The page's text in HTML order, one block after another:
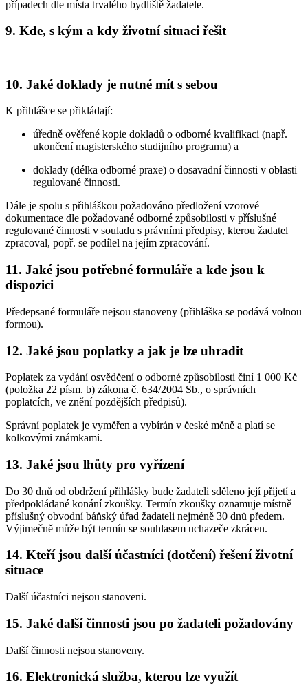
případech dle místa trvalého bydliště žadatele.
9. Kde, s kým a kdy životní situaci řešit
10. Jaké doklady je nutné mít s sebou
K přihlášce se přikládají:
úředně ověřené kopie dokladů o odborné kvalifikaci (např.
ukončení magisterského studijního programu) a
doklady (délka odborné praxe) o dosavadní činnosti v oblasti
regulované činnosti.
Dále je spolu s přihláškou požadováno předložení vzorové
dokumentace dle požadované odborné způsobilosti v příslušné
regulované činnosti v souladu s právními předpisy, kterou žadatel
zpracoval, popř. se podílel na jejím zpracování.
11. Jaké jsou potřebné formuláře a kde jsou k
dispozici
Předepsané formuláře nejsou stanoveny (přihláška se podává volnou
formou).
12. Jaké jsou poplatky a jak je lze uhradit
Poplatek za vydání osvědčení o odborné způsobilosti činí 1 000 Kč
(položka 22 písm. b) zákona č. 634/2004 Sb., o správních
poplatcích, ve znění pozdějších předpisů).
Správní poplatek je vyměřen a vybírán v české měně a platí se
kolkovými známkami.
13. Jaké jsou lhůty pro vyřízení
Do 30 dnů od obdržení přihlášky bude žadateli sděleno její přijetí a
předpokládané konání zkoušky. Termín zkoušky oznamuje místně
příslušný obvodní báňský úřad žadateli nejméně 30 dnů předem.
Výjimečně může být termín se souhlasem uchazeče zkrácen.
14. Kteří jsou další účastníci (dotčení) řešení životní
situace
Další účastníci nejsou stanoveni.
15. Jaké další činnosti jsou po žadateli požadovány
Další činnosti nejsou stanoveny.
16. Elektronická služba, kterou lze využít